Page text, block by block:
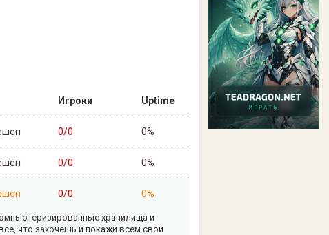
Игроки Uptime
0/0 0%
0/0 0%
0/0 0%
хранилища и
что захочешь и покажи всем свои